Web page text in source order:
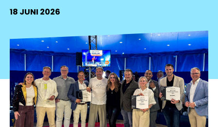
18 JUNI 2026